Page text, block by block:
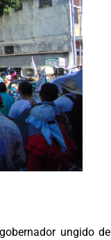
ungido de